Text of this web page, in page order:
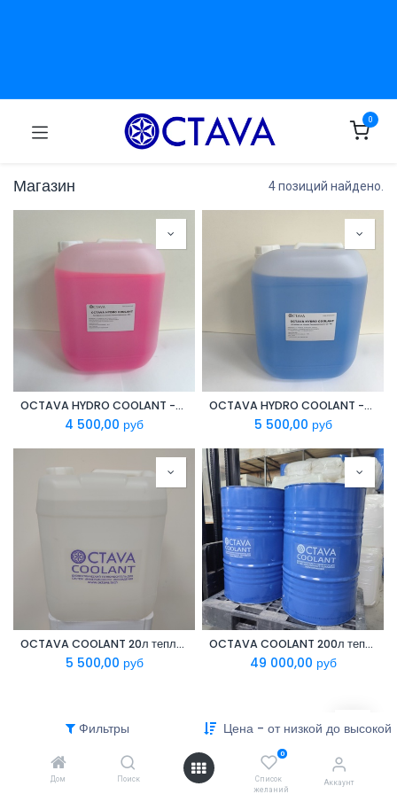
Фильтры Цена - от низкой до высокой
Дом Поиск
0
Список
желаний
Аккаунт
0
Магазин 4 позиций найдено.
OCTAVA HYDRO COOLANT -45C 20л. Антифриз на Этиленгликоле для гидросистем
4 500,00 руб
OCTAVA HYDRO COOLANT -45C 20л. Антифриз на Пропиленгликоле для гидросистем
5 500,00 руб
OCTAVA COOLANT 20л теплоноситель для иммерсионных систем
5 500,00 руб
OCTAVA COOLANT 200л теплоноситель для иммерсионных систем
49 000,00 руб